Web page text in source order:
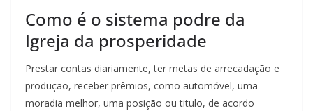
Como é o sistema podre da
Igreja da prosperidade
Prestar contas diariamente, ter metas de arrecadação e
produção, receber prêmios, como automóvel, uma
moradia melhor, uma posição ou titulo, de acordo